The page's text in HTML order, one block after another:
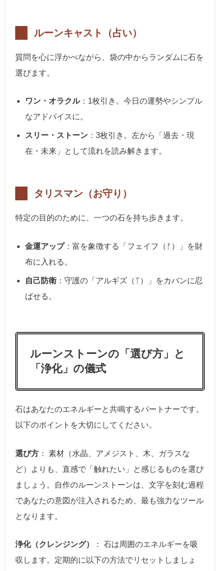
ルーンキャスト（占い）
質問を心に浮かべながら、袋の中からランダムに石を
選びます。
ワン・オラクル：1枚引き。今日の運勢やシンプル
なアドバイスに。
スリー・ストーン ：3枚引き。左から「過去・現
在・未来」として流れを読み解きます。
タリスマン（お守り）
特定の目的のために、一つの石を持ち歩きます。
金運アップ：富を象徴する「フェイフ（ᚠ）」を財
布に入れる。
自己防衛 ：守護の「アルギズ（ᛉ）」をカバンに忍
ばせる。
ルーンストーンの「選び方」と
「浄化」の儀式
石はあなたのエネルギーと共鳴するパートナーです。
以下のポイントを大切にしてください。
選び方 ： 素材（水晶、アメジスト、木、ガラスな
ど）よりも、直感で「触れたい」と感じるものを選び
ましょう。自作のルーンストーンは、文字を刻む過程
であなたの意図が注入されるため、最も強力なツール
となります。
浄化（クレンジング）
： 石は周囲のエネルギーを吸
収します。定期的に以下の方法でリセットしましょ